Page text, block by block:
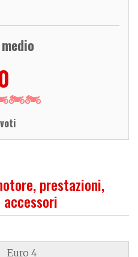
prestazioni,
Euro 4